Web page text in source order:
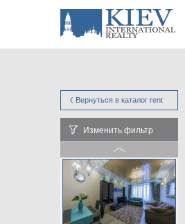
Вернуться в каталог rent
Изменить фильтр